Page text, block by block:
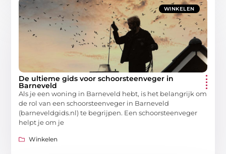
WINKELEN
De ultieme gids voor schoorsteenveger in
Barneveld
Als je een woning in Barneveld hebt, is het belangrijk om
de rol van een schoorsteenveger in Barneveld
(barneveldgids.nl) te begrijpen. Een schoorsteenveger
helpt je om je
Winkelen